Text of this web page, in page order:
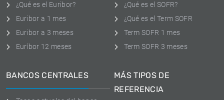
¿Qué es el Euribor?
Euribor a 1 mes
Euribor a 3 meses
Euríbor 12 meses
¿Qué es el SOFR?
¿Qué es el Term SOFR
Term SOFR 1 mes
Term SOFR 3 meses
BANCOS CENTRALES
MÁS TIPOS DE
REFERENCIA